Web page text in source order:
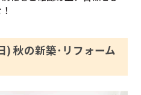
秋の新築･リフォーム